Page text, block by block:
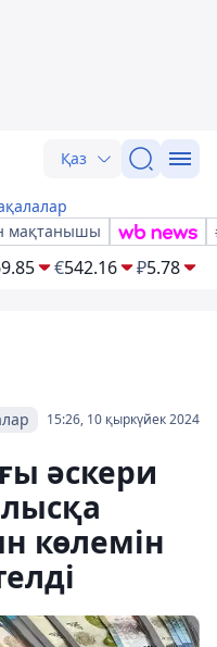
Қаз
мақтанышы
€542.16 ₽5.78
15:26, 10 қыркүйек 2024
әскери
көлемін